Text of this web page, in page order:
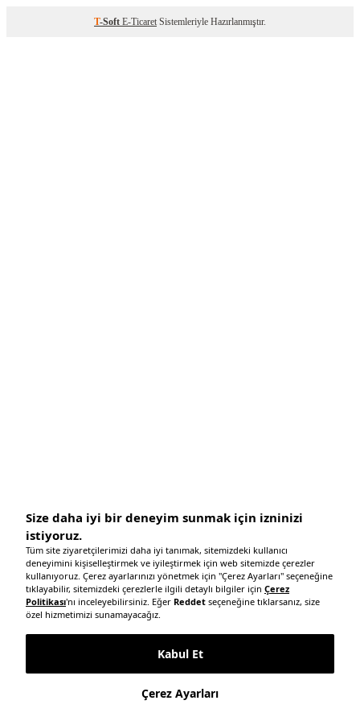
T-Soft E-Ticaret Sistemleriyle Hazırlanmıştır.